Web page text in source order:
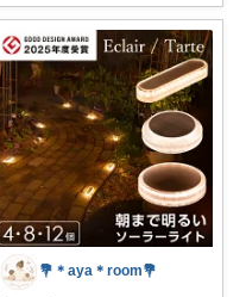
💐＊aya＊room💐